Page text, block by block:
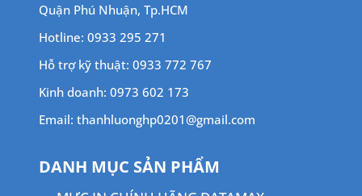
Quận Phú Nhuận, Tp.HCM
Hotline: 0933 295 271
Hỗ trợ kỹ thuật: 0933 772 767
Kinh doanh: 0973 602 173
Email: thanhluonghp0201@gmail.com
DANH MỤC SẢN PHẨM